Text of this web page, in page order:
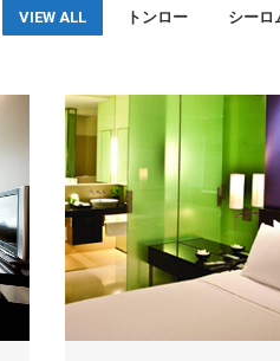
VIEW ALL トンロー シーロ